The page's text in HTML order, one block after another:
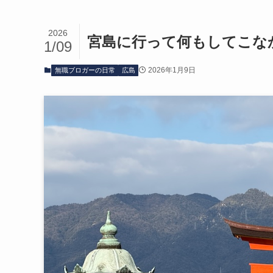
宮島に行って何もしてこな
2026
1/09
無職ブロガーの日常 広島 2026年1月9日